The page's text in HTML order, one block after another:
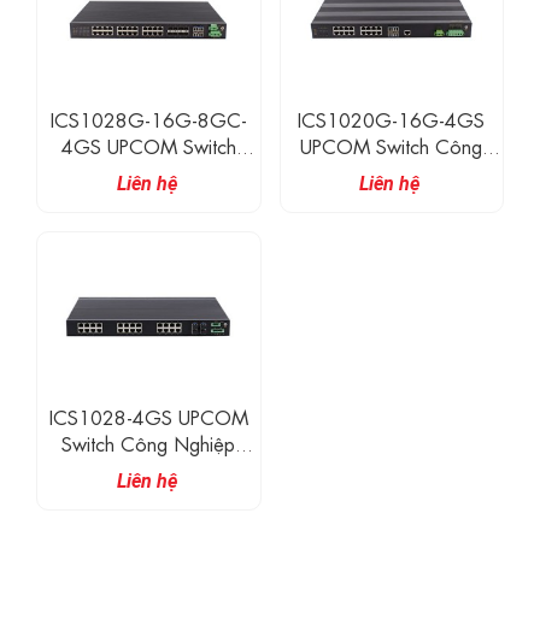
ICS1028G-16G-8GC-
4GS UPCOM Switch
Công Nghiệp Layer 3, 16
Cổng Ethernet
Gigabit SFP
Liên hệ
ICS1020G-16G-4GS
UPCOM Switch Công
Nghiệp Layer 3, 16 Cổng
Ethernet 10/100/1000M
Liên hệ
ICS1028-4GS UPCOM
Switch Công Nghiệp
Layer 3 24 Cổng Ethernet
10/100M + 4 Cổng
Liên hệ